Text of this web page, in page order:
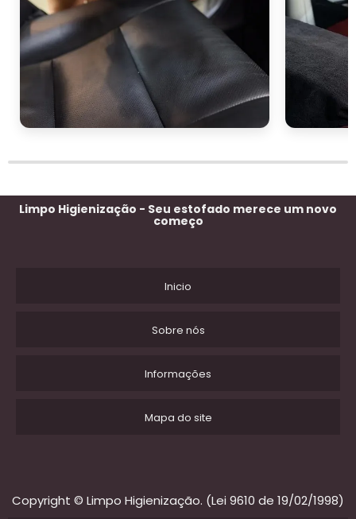
Limpo Higienização - Seu estofado merece um novo
começo
Inicio
Sobre nós
Informações
Mapa do site
Copyright © Limpo Higienização. (Lei 9610 de 19/02/1998)